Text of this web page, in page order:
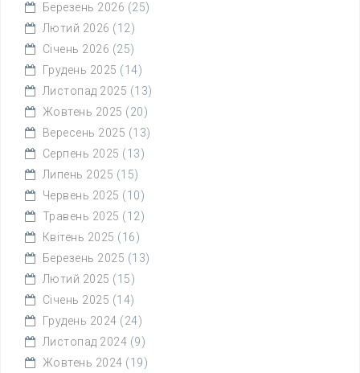
Березень 2026 (25)
Лютий 2026 (12)
Січень 2026 (25)
Грудень 2025 (14)
Листопад 2025 (13)
Жовтень 2025 (20)
Вересень 2025 (13)
Серпень 2025 (13)
Липень 2025 (15)
Червень 2025 (10)
Травень 2025 (12)
Квітень 2025 (16)
Березень 2025 (13)
Лютий 2025 (15)
Січень 2025 (14)
Грудень 2024 (24)
Листопад 2024 (9)
Жовтень 2024 (19)